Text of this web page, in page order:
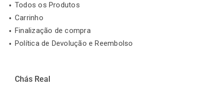
Todos os Produtos
Carrinho
Finalização de compra
Política de Devolução e Reembolso
Chás Real